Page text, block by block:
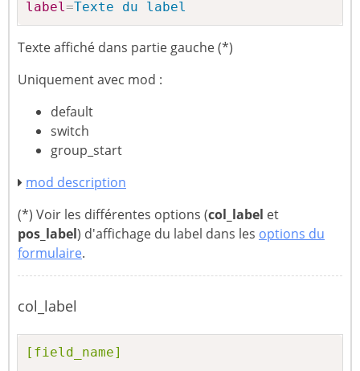
label=Texte du label
Texte affiché dans partie gauche (*)
Uniquement avec mod :
default
switch
group_start
mod description
(*) Voir les différentes options (col_label et
pos_label) d'affichage du label dans les options du
formulaire.
col_label
[field_name]